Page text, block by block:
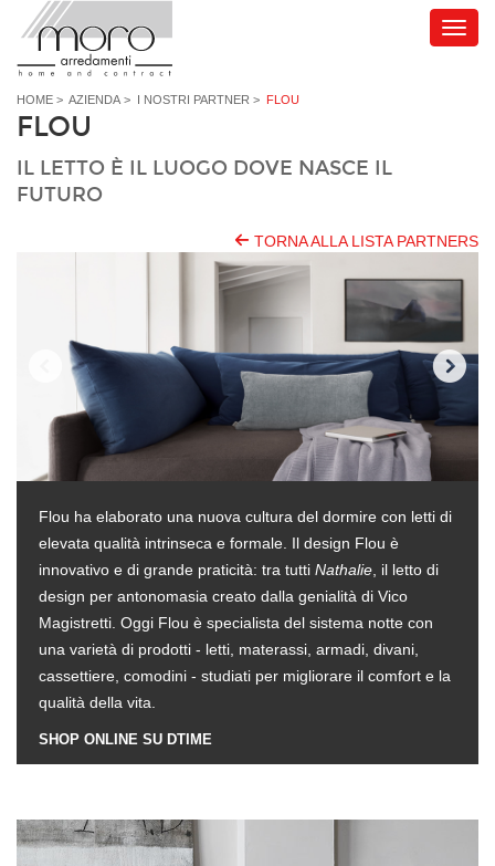
HOME > AZIENDA > I NOSTRI PARTNER > FLOU
FLOU
IL LETTO È IL LUOGO DOVE NASCE IL
FUTURO
TORNA ALLA LISTA PARTNERS
Flou ha elaborato una nuova cultura del dormire con letti di
elevata qualità intrinseca e formale. Il design Flou è
innovativo e di grande praticità: tra tutti Nathalie , il letto di
design per antonomasia creato dalla genialità di Vico
Magistretti. Oggi Flou è specialista del sistema notte con
una varietà di prodotti - letti, materassi, armadi, divani,
cassettiere, comodini - studiati per migliorare il comfort e la
qualità della vita.
SHOP ONLINE SU DTIME